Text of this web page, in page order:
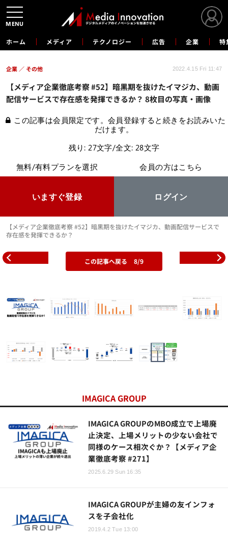
ホーム メディア テクノロジー 広告 企業 特
【メディア企業徹底考察 #52】暗黒期を抜けたイマジカ、動画
配信サービスで存在感を発揮できるか？ 8枚目の写真・画像
企業 その他 2022.4.15 Fri 11:47
この記事は会員限定です。会員登録すると続きをお読みいた
だけます。
残り: 27文字/全文: 28文字
無料/有料プランを選択
いますぐ登録
会員の方はこちら
ログイン
【メディア企業徹底考察 #52】暗黒期を抜けたイマジカ、動画配信サービスで
存在感を発揮できるか？
この記事へ戻る 8/9
IMAGICA GROUP
IMAGICA GROUPのMBO成立で上場廃
止決定、上場メリットの少ない会社で
同様のケース相次ぐか？【メディア企
業徹底考察 #271】
2025.6.29 Sun 16:35
IMAGICA GROUPが主婦の友インフォ
スを子会社化
2019.4.2 Tue 13:00
MENU